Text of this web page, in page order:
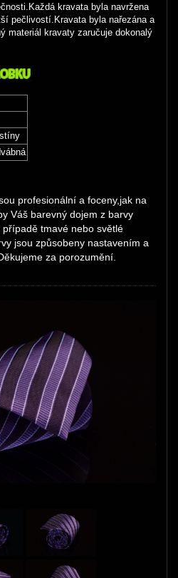
kravata byla navržena
pečlivostí.Kravata byla nařezána a
materiál kravaty zaručuje dokonalý
profesionální a foceny,jak na
Váš barevný dojem z barvy
tmavé nebo světlé
jsou způsobeny nastavením a
za porozumění.